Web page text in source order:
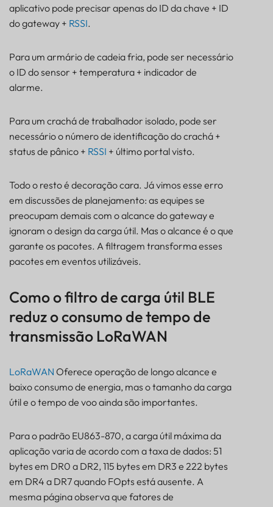
aplicativo pode precisar apenas do ID da chave + ID
do gateway + RSSI.
Para um armário de cadeia fria, pode ser necessário
o ID do sensor + temperatura + indicador de
alarme.
Para um crachá de trabalhador isolado, pode ser
necessário o número de identificação do crachá +
status de pânico + RSSI + último portal visto.
Todo o resto é decoração cara. Já vimos esse erro
em discussões de planejamento: as equipes se
preocupam demais com o alcance do gateway e
ignoram o design da carga útil. Mas o alcance é o que
garante os pacotes. A filtragem transforma esses
pacotes em eventos utilizáveis.
Como o filtro de carga útil BLE
reduz o consumo de tempo de
transmissão LoRaWAN
LoRaWAN Oferece operação de longo alcance e
baixo consumo de energia, mas o tamanho da carga
útil e o tempo de voo ainda são importantes.
Para o padrão EU863-870, a carga útil máxima da
aplicação varia de acordo com a taxa de dados: 51
bytes em DR0 a DR2, 115 bytes em DR3 e 222 bytes
em DR4 a DR7 quando FOpts está ausente. A
mesma página observa que fatores de